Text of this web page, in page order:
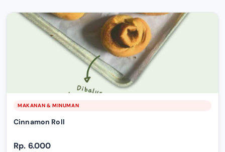
MAKANAN & MINUMAN
Cinnamon Roll
Rp. 6.000